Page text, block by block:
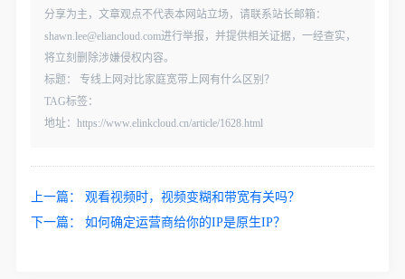
分享为主，文章观点不代表本网站立场，请联系站长邮箱：
shawn.lee@eliancloud.com进行举报，并提供相关证据，一经查实，
将立刻删除涉嫌侵权内容。
标题： 专线上网对比家庭宽带上网有什么区别？
TAG标签：
地址：https://www.elinkcloud.cn/article/1628.html
上一篇：
观看视频时，视频变糊和带宽有关吗？
下一篇：
如何确定运营商给你的IP是原生IP？